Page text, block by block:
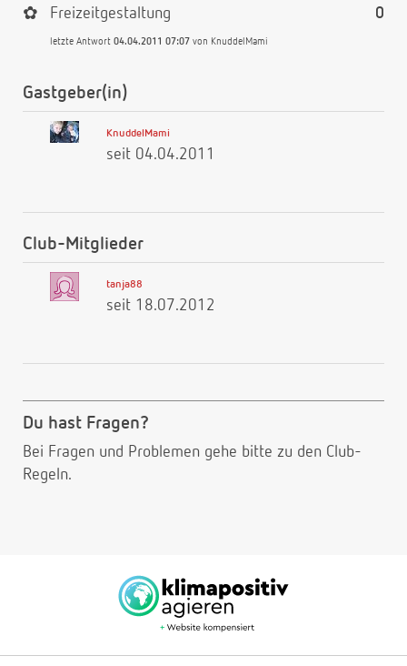
0
✿ Freizeitgestaltung
letzte Antwort 04.04.2011 07:07 von KnuddelMami
Gastgeber(in)
KnuddelMami
seit 04.04.2011
Club-Mitglieder
tanja88
seit 18.07.2012
Du hast Fragen?
Bei Fragen und Problemen gehe bitte zu den Club-
Regeln.